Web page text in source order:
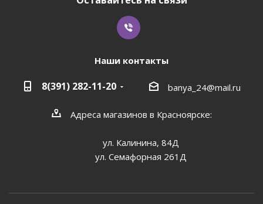
Наши контакты
8(391) 282-11-20 banya_24@mail.ru
Адреса магазинов в Красноярске:
ул. Калинина, 84Д
ул. Семафорная 261Д